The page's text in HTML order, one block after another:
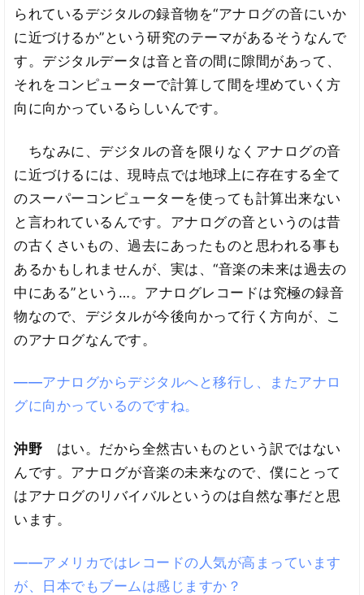
られているデジタルの録音物を“アナログの音にいか
に近づけるか”という研究のテーマがあるそうなんで
す。デジタルデータは音と音の間に隙間があって、
それをコンピューターで計算して間を埋めていく方
向に向かっているらしいんです。
ちなみに、デジタルの音を限りなくアナログの音
に近づけるには、現時点では地球上に存在する全て
のスーパーコンピューターを使っても計算出来ない
と言われているんです。アナログの音というのは昔
の古くさいもの、過去にあったものと思われる事も
あるかもしれませんが、実は、“音楽の未来は過去の
中にある”という…。アナログレコードは究極の録音
物なので、デジタルが今後向かって行く方向が、こ
のアナログなんです。
――アナログからデジタルへと移行し、またアナロ
グに向かっているのですね。
沖野 はい。だから全然古いものという訳ではない
んです。アナログが音楽の未来なので、僕にとって
はアナログのリバイバルというのは自然な事だと思
います。
――アメリカではレコードの人気が高まっています
が、日本でもブームは感じますか？